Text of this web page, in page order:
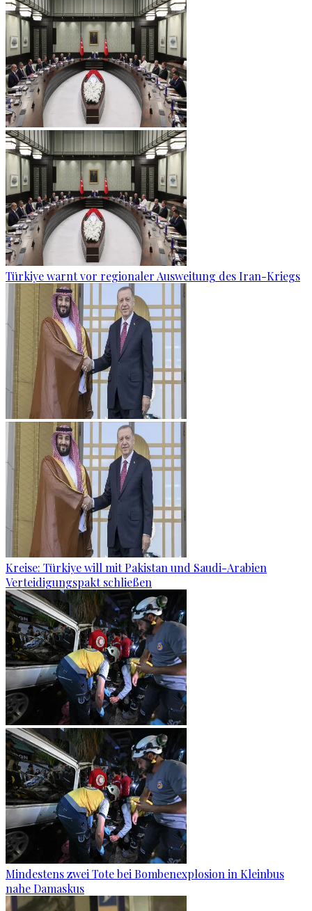
Türkiye warnt vor regionaler Ausweitung des Iran-Kriegs
Kreise: Türkiye will mit Pakistan und Saudi-Arabien
Verteidigungspakt schließen
Mindestens zwei Tote bei Bombenexplosion in Kleinbus
nahe Damaskus